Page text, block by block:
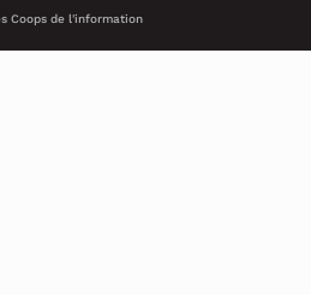
Coops de l'information